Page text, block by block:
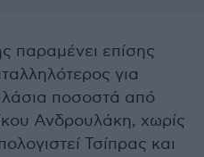
παραμένει επίσης
για
ποσοστά από
Ανδρουλάκη, χωρίς
Τσίπρας και